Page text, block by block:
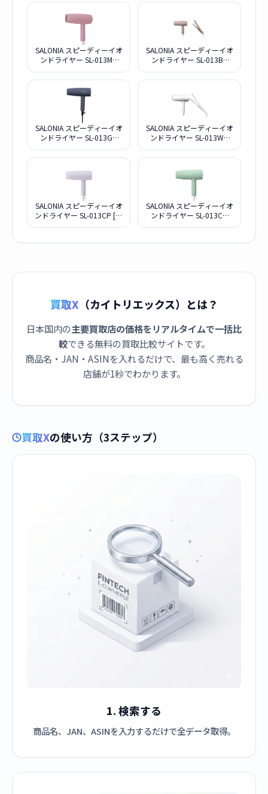
SALONIA スピーディーイオ
ンドライヤー SL-013MP
SALONIA スピーディーイオ
ンドライヤー SL-013BE
SALONIA スピーディーイオ
ンドライヤー SL-013GR
SALONIA スピーディーイオ
ンドライヤー SL-013WH
SALONIA スピーディーイオ
ンドライヤー SL-013CP [セ
SALONIA スピーディーイオ
ンドライヤー SL-013CG
買取X （カイトリエックス）とは？
日本国内の主要買取店の価格をリアルタイムで一括比
較できる無料の買取比較サイトです。
商品名・JAN・ASINを入れるだけで、最も高く売れる
店舗が1秒でわかります。
買取Xの使い方（3ステップ）
1. 検索する
商品名、JAN、ASINを入力するだけで全データ取得。